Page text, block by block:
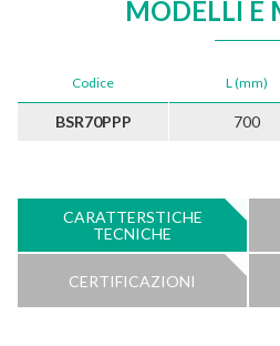
MODELLI E
Codice L (mm)
BSR70PPP 700
CARATTERSTICHE
TECNICHE
CERTIFICAZIONI